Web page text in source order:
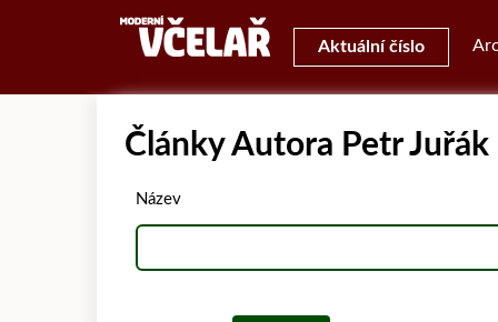
Aktuální číslo
Články Autora Petr Juřák
Název